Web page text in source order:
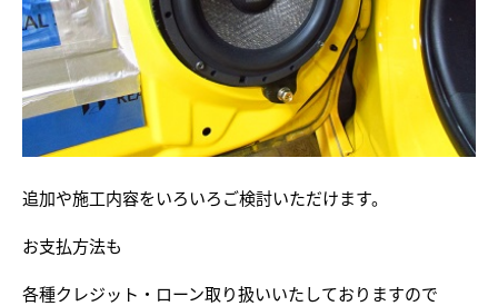
追加や施工内容をいろいろご検討いただけます。
お支払方法も
各種クレジット・ローン取り扱いいたしておりますので